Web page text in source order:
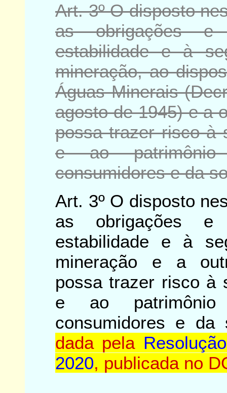
Art. 3º O disposto
as obrigações e
estabilidade e à
mineração, ao
Águas Minerais
agosto de 1945) e a
possa trazer risco à
e ao patrimônio
consumidores e da
Art. 3º O disposto
as obrigações e
estabilidade e à
mineração e a
possa trazer risco à
e ao patrimônio
consumidores e da
dada pela
2020, publicada no